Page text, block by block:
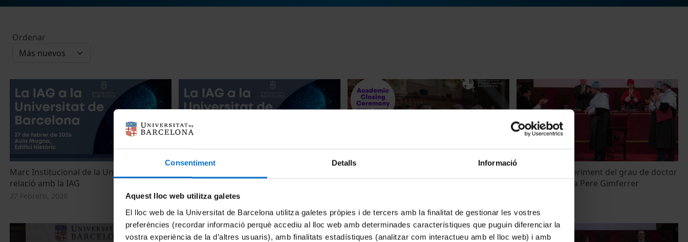
Consentiment Detalls Informació
Aquest lloc web utilitza galetes
El lloc web de la Universitat de Barcelona utilitza galetes pròpies i de tercers amb la finalitat de gestionar les vostres
preferències (recordar informació perquè accediu al lloc web amb determinades característiques que puguin diferenciar la
vostra experiència de la d’altres usuaris), amb finalitats estadístiques (analitzar com interactueu amb el lloc web) i amb
Ordenar
Marc Institucional de la Universitat en
relació amb la IAG
27 Febrero, 2026 27 Febrero, 2026
13 Junio, 2025
Sessió de conferiment del grau de doctor
honoris causa a Pere Gimferrer